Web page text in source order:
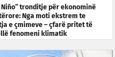
Niño” tronditje për ekonominë
Nga moti ekstrem te
e çmimeve – çfarë pritet të
fenomeni klimatik